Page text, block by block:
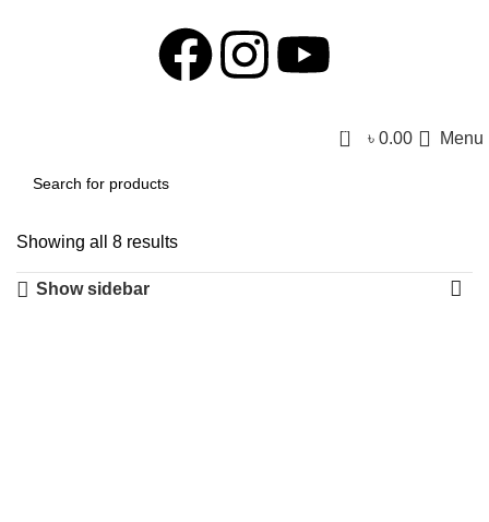
0 ৳ 0.00 Menu
Showing all 8 results
Show sidebar